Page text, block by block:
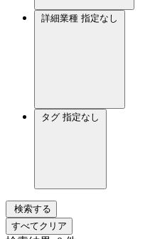
詳細業種 指定なし
タグ 指定なし
検索する
すべてクリア